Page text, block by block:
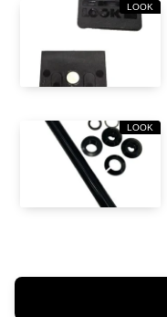
LOOK
LOOK